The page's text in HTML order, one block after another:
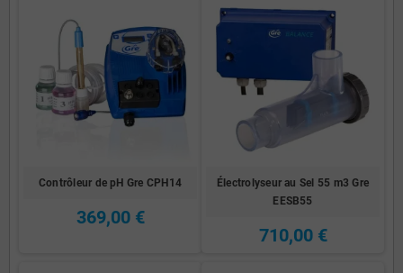
Contrôleur de pH Gre CPH14
369,00 €
Électrolyseur au Sel 55 m3 Gre
EESB55
710,00 €